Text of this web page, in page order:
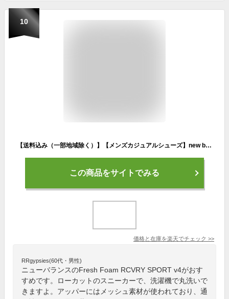
10
【送料込み（一部地域除く）】【メンズカジュアルシューズ】new balance（ニューバランス）Fresh Foam RCVRY SPORT v4（リカバリーV4）ローカットスニーカー MCVRY1DWD BLACK【470/NB-274】
この商品をサイトでみる
価格と在庫を楽天でチェック >>
RRgypsies(60代・男性)
ニューバランスのFresh Foam RCVRY SPORT v4がおす
すめです。ローカットのスニーカーで、洗濯機で丸洗いで
きますよ。アッパーにはメッシュ素材が使われており、通